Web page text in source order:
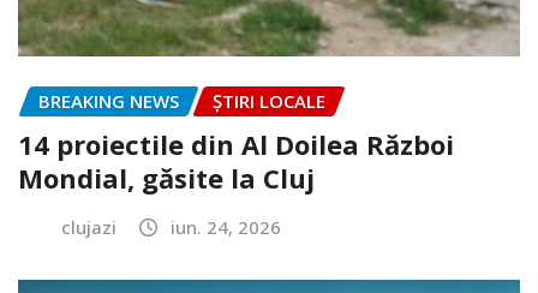
BREAKING NEWS ȘTIRI LOCALE
14 proiectile din Al Doilea Război
Mondial, găsite la Cluj
clujazi iun. 24, 2026